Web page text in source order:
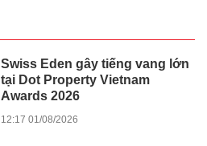
Swiss Eden gây tiếng vang lớn
tại Dot Property Vietnam
Awards 2026
12:17 01/08/2026